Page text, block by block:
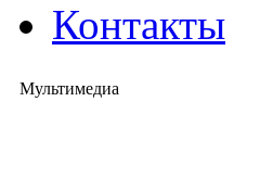
Контакты
Мультимедиа